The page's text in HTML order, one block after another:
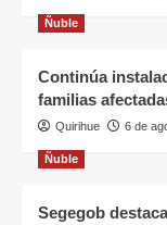
Ñuble
Continúa
familias
Quirihue 6 de
Ñuble
Segegob